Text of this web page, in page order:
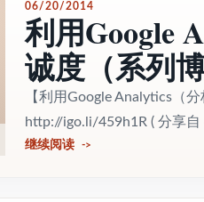
06/20/2014
利用Google
诚度（系列
【利用Google Analytics（
http://igo.li/459h1R ( 分享自
继续阅读